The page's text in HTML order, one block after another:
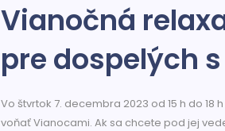
Vianočná
pre dospelých
Vo štvrtok 7. decembra 2023 od 15 h do
voňať Vianocami. Ak sa chcete pod jej